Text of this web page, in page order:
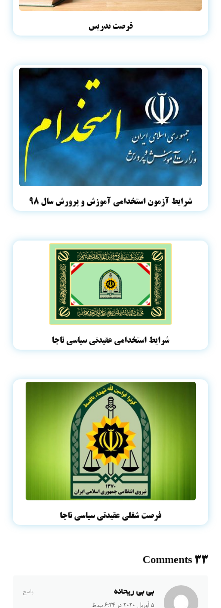
فرصت تدریس
شرایط آزمون استخدامی آموزش و پرورش سال ۹۸
شرایط استخدامی عقیدتی سیاسی ناجا
فرصت شغلی عقیدتی سیاسی ناجا
33 Comments
بی بی ریحانه
5 آوریل 2020 در 6:24 ب.ظ
پاسخ